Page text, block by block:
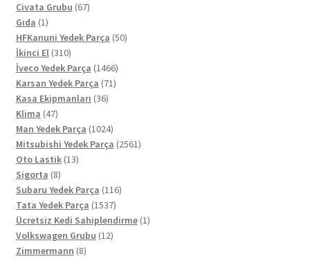
Civata Grubu 6767
Gıda 11
ürün
HFKanuni Yedek Parça 5050
İkinci El 310310
ürün
İveco Yedek Parça 14661466
ürün
Karsan Yedek Parça 7171
Kasa Ekipmanları 3636
Klima 4747
ürün
Man Yedek Parça 10241024
ürün
Mitsubishi Yedek Parça 25612561
Oto Lastik 1313
Sigorta 88
ürün
Subaru Yedek Parça 116116
Tata Yedek Parça 15371537
ürün
Ücretsiz Kedi Sahiplendirme 11
Volkswagen Grubu 1212
Zimmermann 88